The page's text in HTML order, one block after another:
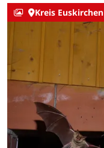
Kreis Euskirchen